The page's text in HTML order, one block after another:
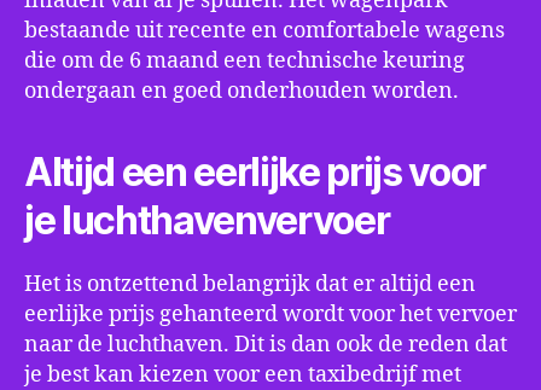
bestaande uit recente en comfortabele wagens
die om de 6 maand een technische keuring
ondergaan en goed onderhouden worden.
Altijd een eerlijke prijs voor
je luchthavenvervoer
Het is ontzettend belangrijk dat er altijd een
eerlijke prijs gehanteerd wordt voor het vervoer
naar de luchthaven. Dit is dan ook de reden dat
je best kan kiezen voor een taxibedrijf met